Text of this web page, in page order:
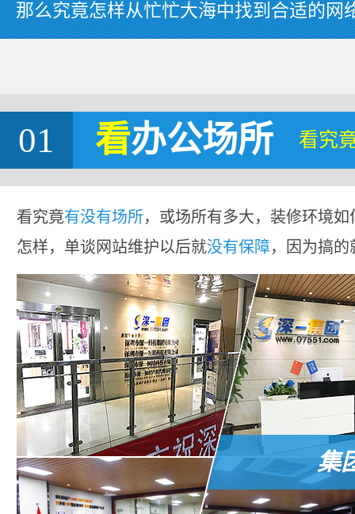
那么究竟怎样从忙忙大海中找到合适的网
01 看办公场所 看究
看究竟有没有场所，或场所有多大，装修环境
怎样，单谈网站维护以后就没有保障，因为搞
集